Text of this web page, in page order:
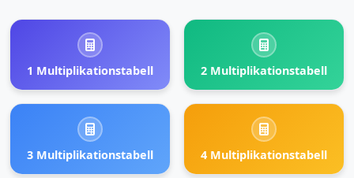
1 Multiplikationstabell 2 Multiplikationstabell
3 Multiplikationstabell 4 Multiplikationstabell